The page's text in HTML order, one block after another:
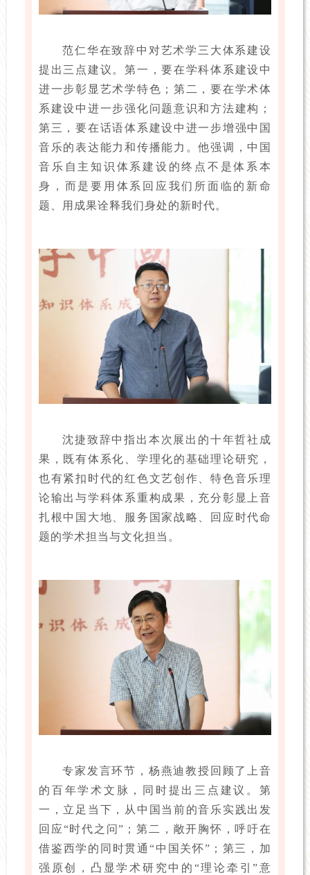
范仁华在致辞中对艺术学三大体系建设
提出三点建议。第一，要在学科体系建设中
进一步彰显艺术学特色；第二，要在学术体
系建设中进一步强化问题意识和方法建构；
第三，要在话语体系建设中进一步增强中国
音乐的表达能力和传播能力。他强调，中国
音乐自主知识体系建设的终点不是体系本
身，而是要用体系回应我们所面临的新命
题、用成果诠释我们身处的新时代。
沈捷致辞中指出本次展出的十年哲社成
果，既有体系化、学理化的基础理论研究，
也有紧扣时代的红色文艺创作、特色音乐理
论输出与学科体系重构成果，充分彰显上音
扎根中国大地、服务国家战略、回应时代命
题的学术担当与文化担当。
专家发言环节，杨燕迪教授回顾了上音
的百年学术文脉，同时提出三点建议。第
一，立足当下，从中国当前的音乐实践出发
回应“时代之问”；第二，敞开胸怀，呼吁在
借鉴西学的同时贯通“中国关怀”；第三，加
强原创，凸显学术研究中的“理论牵引”意